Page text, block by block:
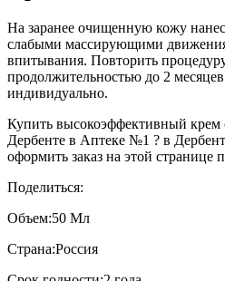
На заранее очищенную кожу
слабыми массирующими
впитывания. Повторить
продолжительностью до 2
индивидуально.
Купить высокоэффективный
Дербенте в Аптеке №1 ? в
оформить заказ на этой странице
Поделиться:
Объем:50 Мл
Страна:Россия